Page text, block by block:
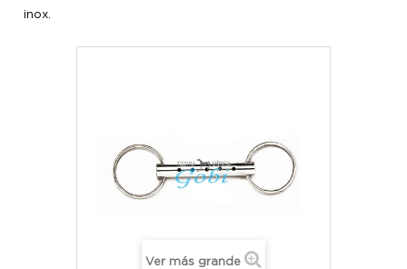
inox.
Ver más grande